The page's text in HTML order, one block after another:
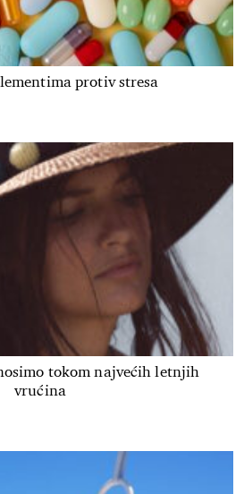
protiv stresa
tokom najvećih letnjih
vrućina